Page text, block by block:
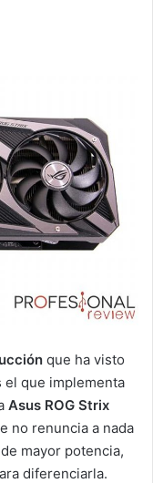
que ha visto
el que implementa
Asus ROG Strix
no renuncia a nada
mayor potencia,
diferenciarla.